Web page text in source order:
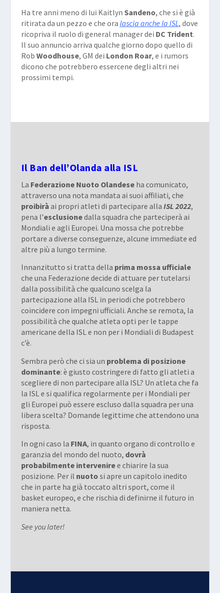
Ha tre anni meno di lui Kaitlyn Sandeno, che si è già
ritirata da un pezzo e che ora lascia anche la ISL , dove
ricopriva il ruolo di general manager dei DC Trident.
Il suo annuncio arriva qualche giorno dopo quello di
Rob Woodhouse, GM dei London Roar, e i rumors
dicono che potrebbero essercene degli altri nei
prossimi tempi.
Il Ban dell’Olanda alla ISL
La Federazione Nuoto Olandeseha comunicato,
attraverso una nota mandata ai suoi affiliati, che
proibirà ai propri atleti di partecipare alla ISL 2022,
pena l’esclusionedalla squadra che parteciperà ai
Mondiali e agli Europei. Una mossa che potrebbe
portare a diverse conseguenze, alcune immediate ed
altre più a lungo termine.
Innanzitutto si tratta della prima mossa ufficiale
che una Federazione decide di attuare per tutelarsi
dalla possibilità che qualcuno scelga la
partecipazione alla ISL in periodi che potrebbero
coincidere con impegni ufficiali. Anche se remota, la
possibilità che qualche atleta opti per le tappe
americane della ISL e non per i Mondiali di Budapest
c’è.
Sembra però che ci sia un problema di posizione
dominante: è giusto costringere di fatto gli atleti a
scegliere di non partecipare alla ISL? Un atleta che fa
la ISL e si qualifica regolarmente per i Mondiali per
gli Europei può essere escluso dalla squadra per una
libera scelta? Domande legittime che attendono una
risposta.
In ogni caso la FINA, in quanto organo di controllo e
garanzia del mondo del nuoto, dovrà
probabilmente interveniree chiarire la sua
posizione. Per il nuoto si apre un capitolo inedito
che in parte ha già toccato altri sport, come il
basket europeo, e che rischia di definirne il futuro in
maniera netta.
See you later!